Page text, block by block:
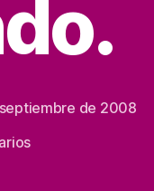
de 2008
en